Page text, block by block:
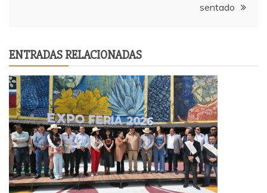
sentado
ENTRADAS RELACIONADAS